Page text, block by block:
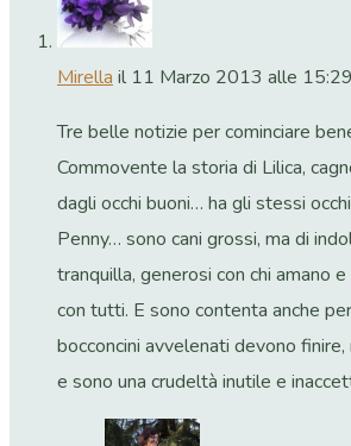
Mirellail 11 Marzo 2013 alle 15:29
Tre belle notizie per cominciare
Commovente la storia di Lilica,
dagli occhi buoni… ha gli stessi
Penny… sono cani grossi, ma di
tranquilla, generosi con chi amano
con tutti. E sono contenta anche
bocconcini avvelenati devono finire,
e sono una crudeltà inutile e